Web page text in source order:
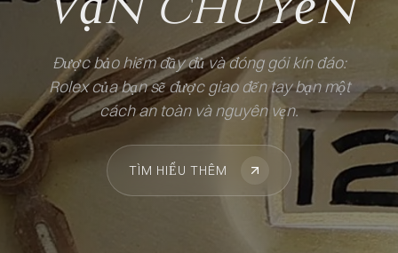
Được bảo hiểm đầy đủ và đóng gói kín đáo:
Rolex của bạn sẽ được giao đến tay bạn một
cách an toàn và nguyên vẹn.
TÌM HIỂU THÊM